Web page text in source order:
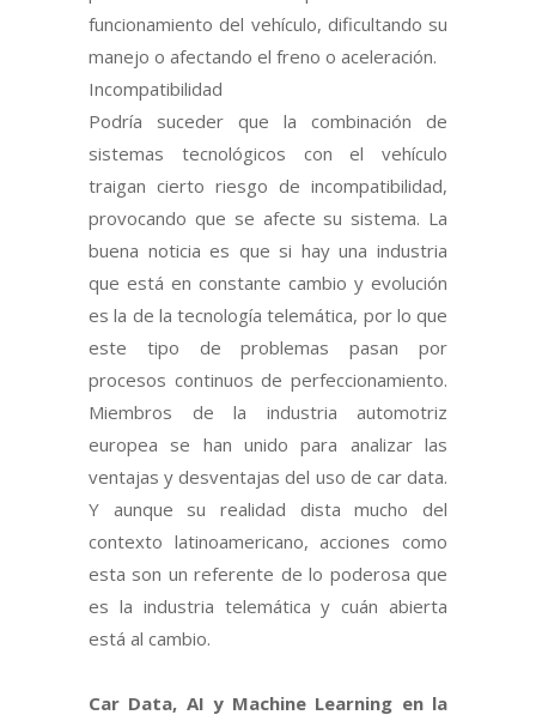
funcionamiento del vehículo, dificultando su
manejo o afectando el freno o aceleración.
Incompatibilidad
Podría suceder que la combinación de
sistemas tecnológicos con el vehículo
traigan cierto riesgo de incompatibilidad,
provocando que se afecte su sistema. La
buena noticia es que si hay una industria
que está en constante cambio y evolución
es la de la tecnología telemática, por lo que
este tipo de problemas pasan por
procesos continuos de perfeccionamiento.
Miembros de la industria automotriz
europea se han unido para analizar las
ventajas y desventajas del uso de car data.
Y aunque su realidad dista mucho del
contexto latinoamericano, acciones como
esta son un referente de lo poderosa que
es la industria telemática y cuán abierta
está al cambio.
Car Data, AI y Machine Learning en la